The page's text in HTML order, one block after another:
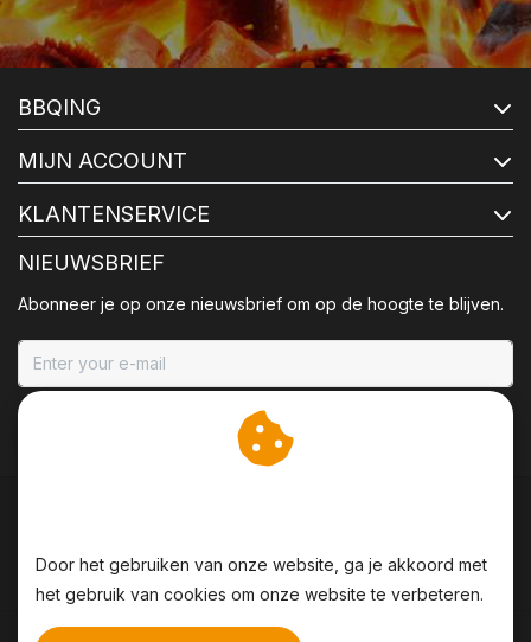
BBQING
MIJN ACCOUNT
KLANTENSERVICE
NIEUWSBRIEF
Abonneer je op onze nieuwsbrief om op de hoogte te blijven.
Door het gebruiken van onze website, ga je akkoord met
het gebruik van cookies om onze website te verbeteren.